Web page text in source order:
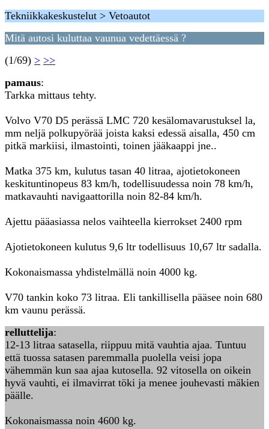
Tekniikkakeskustelut > Vetoautot
Mitä autosi kuluttaa vaunua vedettäessä ?
(1/69) > >>
pamaus:
Tarkka mittaus tehty.
Volvo V70 D5 perässä LMC 720 kesälomavarustuksel la,
mm neljä polkupyörää joista kaksi edessä aisalla, 450 cm
pitkä markiisi, ilmastointi, toinen jääkaappi jne..
Matka 375 km, kulutus tasan 40 litraa, ajotietokoneen
keskituntinopeus 83 km/h, todellisuudessa noin 78 km/h,
matkavauhti navigaattorilla noin 82-84 km/h.
Ajettu pääasiassa nelos vaihteella kierrokset 2400 rpm
Ajotietokoneen kulutus 9,6 ltr todellisuus 10,67 ltr sadalla.
Kokonaismassa yhdistelmällä noin 4000 kg.
V70 tankin koko 73 litraa. Eli tankillisella pääsee noin 680
km vaunu perässä.
relluttelija:
12-13 litraa satasella, riippuu mitä vauhtia ajaa. Tuntuu
että tuossa satasen paremmalla puolella veisi jopa
vähemmän kun saa ajaa kutosella. 92 vitosella on oikein
hyvä vauhti, ei ilmavirrat töki ja menee jouhevasti mäkien
päälle.
Kokonaismassa noin 4600 kg.